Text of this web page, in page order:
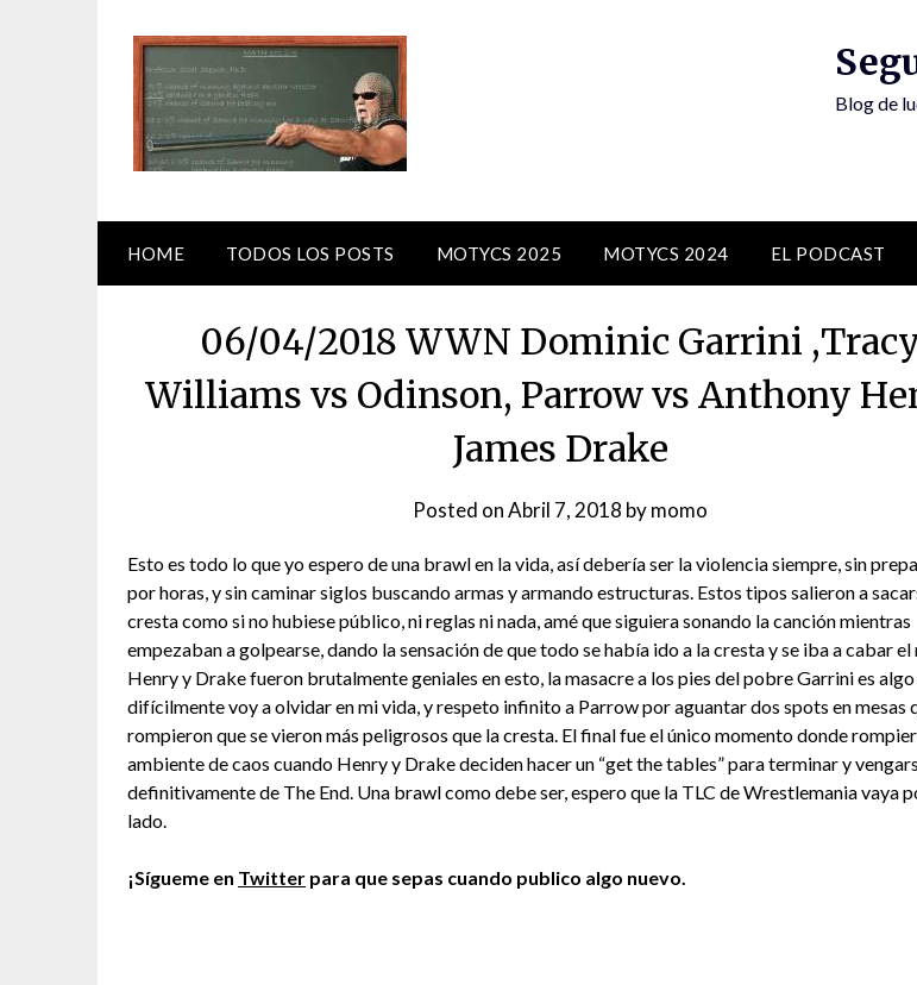
Blog de
HOME TODOS LOS POSTS MOTYCS 2025 MOTYCS 2024 EL PODCAST
06/04/2018 WWN Dominic Garrini
Williams vs Odinson, Parrow vs Anthony
James Drake
Posted onAbril 7, 2018 bymomo
Esto es todo lo que yo espero de una brawl en la vida, así debería ser la violencia siempre, sin
por horas, y sin caminar siglos buscando armas y armando estructuras. Estos tipos salieron a
cresta como si no hubiese público, ni reglas ni nada, amé que siguiera sonando la canción mientras
empezaban a golpearse, dando la sensación de que todo se había ido a la cresta y se iba a cabar el
Henry y Drake fueron brutalmente geniales en esto, la masacre a los pies del pobre Garrini es
difícilmente voy a olvidar en mi vida, y respeto infinito a Parrow por aguantar dos spots en mesas
rompieron que se vieron más peligrosos que la cresta. El final fue el único momento donde
ambiente de caos cuando Henry y Drake deciden hacer un “get the tables” para terminar y
definitivamente de The End. Una brawl como debe ser, espero que la TLC de Wrestlemania vaya
lado.
¡Sígueme en Twitter para que sepas cuando publico algo nuevo.